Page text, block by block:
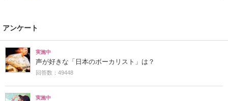
アンケート
実施中
声が好きな「日本のボーカリスト」は？
回答数：49448
実施中